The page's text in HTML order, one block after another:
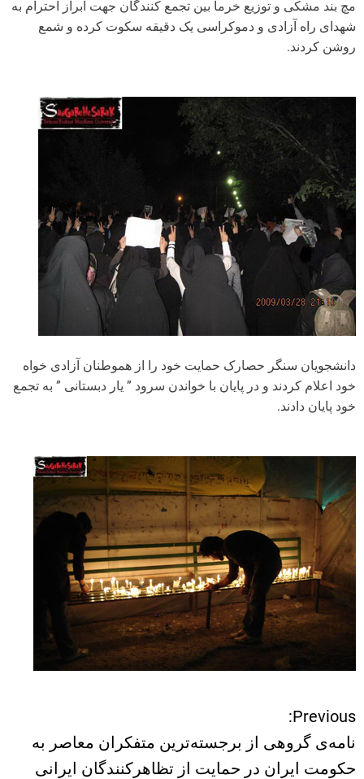
مچ بند مشکی و توزیع خرما بین تجمع کنندگان جهت ابراز احترام به
شهدای راه آزادی و دموکراسی یک دقیقه سکوت کرده و شمع
روشن کردند.
دانشجویان سنگر حصارک حمایت خود را از هموطنان آزادی خواه
خود اعلام کردند و در پایان با خواندن سرود ” یار دبستانی ” به تجمع
خود پایان دادند.
ر
ا
Previous:
نامه‌ی گروهی از برجسته‌ترین متفکران معاصر به
حکومت ایران در حمایت از تظاهرکنندگان ایرانی